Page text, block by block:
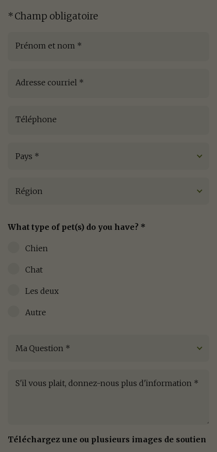
* Champ obligatoire
Prénom et nom *
Adresse courriel *
Téléphone
Pays *
Région
What type of pet(s) do you have? *
Chien
Chat
Les deux
Autre
Ma Question *
S'il vous plait, donnez-nous plus d'information *
Téléchargez une ou plusieurs images de soutien